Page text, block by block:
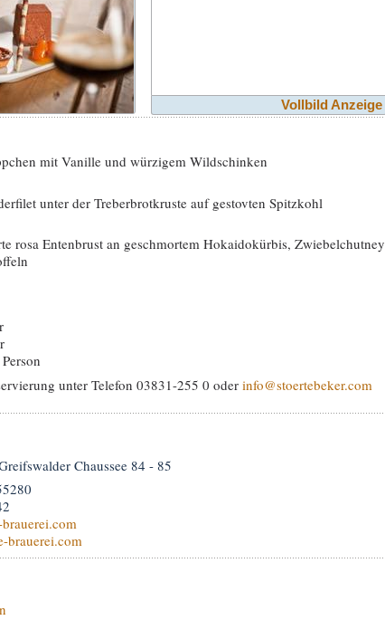
Vollbild Anzeige
mit Vanille und würzigem Wildschinken
unter der Treberbrotkruste auf gestovten Spitzkohl
rosa Entenbrust an geschmortem Hokaidokürbis, Zwiebelchutney
unter Telefon 03831-255 0 oderinfo@stoertebeker.com
Chaussee 84 - 85
brauerei.com